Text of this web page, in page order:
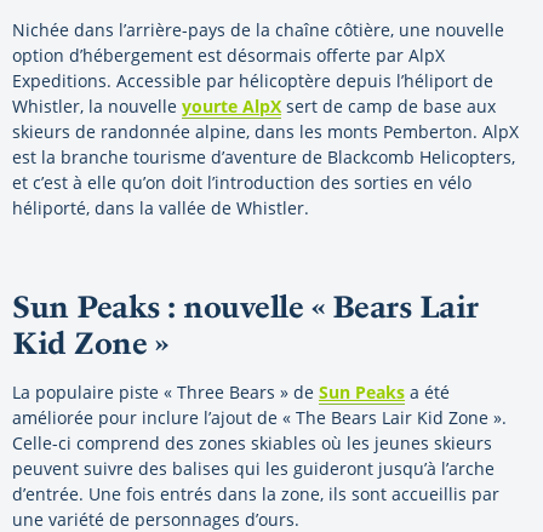
Nichée dans l’arrière-pays de la chaîne côtière, une nouvelle
option d’hébergement est désormais offerte par AlpX
Expeditions. Accessible par hélicoptère depuis l’héliport de
Whistler, la nouvelle yourte AlpX sert de camp de base aux
skieurs de randonnée alpine, dans les monts Pemberton. AlpX
est la branche tourisme d’aventure de Blackcomb Helicopters,
et c’est à elle qu’on doit l’introduction des sorties en vélo
héliporté, dans la vallée de Whistler.
Sun Peaks : nouvelle « Bears Lair
Kid Zone »
La populaire piste « Three Bears » de Sun Peaks a été
améliorée pour inclure l’ajout de « The Bears Lair Kid Zone ».
Celle-ci comprend des zones skiables où les jeunes skieurs
peuvent suivre des balises qui les guideront jusqu’à l’arche
d’entrée. Une fois entrés dans la zone, ils sont accueillis par
une variété de personnages d’ours.